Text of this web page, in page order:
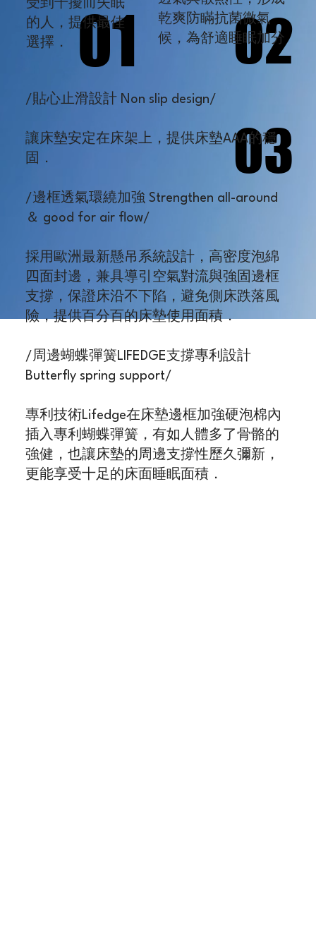
03
03
01
01 02
02
/貼心止滑設計 Non slip design/
讓床墊安定在床架上，提供床墊AAA的穩
固．
/邊框透氣環繞加強 Strengthen all-around
＆ good for air flow/
採用歐洲最新懸吊系統設計，高密度泡綿
四面封邊，兼具導引空氣對流與強固邊框
支撐，保證床沿不下陷，避免側床跌落風
險，提供百分百的床墊使用面積．
/周邊蝴蝶彈簧LIFEDGE支撐專利設計
Butterfly spring support/
專利技術Lifedge在床墊邊框加強硬泡棉內
插入專利蝴蝶彈簧，有如人體多了骨骼的
強健，也讓床墊的周邊支撐性歷久彌新，
更能享受十足的床面睡眠面積．
乾爽防瞞抗菌微氣
候，為舒適睡眠加分
受到干擾而失眠
的人，提供最佳
選擇．